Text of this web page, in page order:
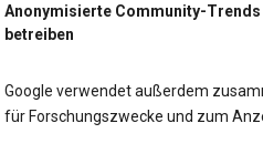
Anonymisierte Community-
betreiben
Google verwendet außerdem
für Forschungszwecke und zum